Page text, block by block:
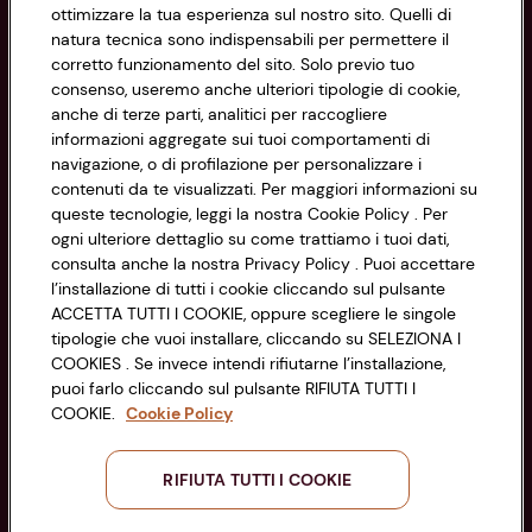
Informazioni
Privacy Policy
Cookie Policy
Impostazioni Cookie
Accessibilità
CONAD SOCIETÀ COOPERATIVA
Via Michelino, 59 | 40127 BOLOGNA
Codice Fiscale e Registro Imprese
di Bologna 00865960157
PARTITA IVA 03320960374
Servizio clienti
Seguici sui Social:
ottimizzare la tua esperienza sul nostro sito. Quelli di
natura tecnica sono indispensabili per permettere il
corretto funzionamento del sito. Solo previo tuo
consenso, useremo anche ulteriori tipologie di cookie,
anche di terze parti, analitici per raccogliere
informazioni aggregate sui tuoi comportamenti di
navigazione, o di profilazione per personalizzare i
contenuti da te visualizzati. Per maggiori informazioni su
queste tecnologie, leggi la nostra Cookie Policy . Per
ogni ulteriore dettaglio su come trattiamo i tuoi dati,
consulta anche la nostra Privacy Policy . Puoi accettare
l’installazione di tutti i cookie cliccando sul pulsante
ACCETTA TUTTI I COOKIE, oppure scegliere le singole
tipologie che vuoi installare, cliccando su SELEZIONA I
COOKIES . Se invece intendi rifiutarne l’installazione,
puoi farlo cliccando sul pulsante RIFIUTA TUTTI I
COOKIE. Cookie Policy
RIFIUTA TUTTI I COOKIE